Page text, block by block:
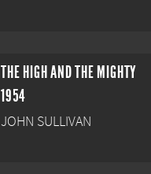
THE HIGH AND THE MIGHTY
1954
JOHN SULLIVAN